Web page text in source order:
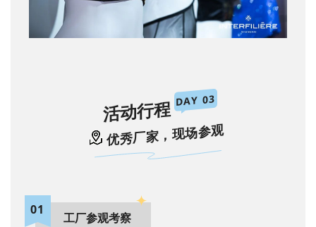
活动行程 DAY 03
优秀厂家，现场参观
01
工厂参观考察